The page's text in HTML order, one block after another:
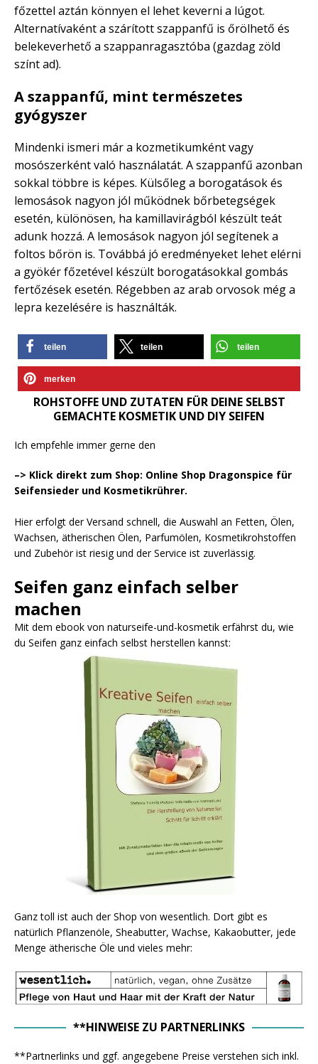
főzettel aztán könnyen el lehet keverni a lúgot.
Alternatívaként a szárított szappanfű is őrölhető és
belekeverhető a szappanragasztóba (gazdag zöld
színt ad).
A szappanfű, mint természetes
gyógyszer
Mindenki ismeri már a kozmetikumként vagy
mosószerként való használatát. A szappanfű azonban
sokkal többre is képes. Külsőleg a borogatások és
lemosások nagyon jól működnek bőrbetegségek
esetén, különösen, ha kamillavirágból készült teát
adunk hozzá. A lemosások nagyon jól segítenek a
foltos bőrön is. Továbbá jó eredményeket lehet elérni
a gyökér főzetével készült borogatásokkal gombás
fertőzések esetén. Régebben az arab orvosok még a
lepra kezelésére is használták.
teilen teilen teilen
merken
ROHSTOFFE UND ZUTATEN FÜR DEINE SELBST
GEMACHTE KOSMETIK UND DIY SEIFEN
Ich empfehle immer gerne den
–> Klick direkt zum Shop: Online Shop Dragonspice für
Seifensieder und Kosmetikrührer.
Hier erfolgt der Versand schnell, die Auswahl an Fetten, Ölen,
Wachsen, ätherischen Ölen, Parfumölen, Kosmetikrohstoffen
und Zubehör ist riesig und der Service ist zuverlässig.
Seifen ganz einfach selber
machen
Mit dem ebook von naturseife-und-kosmetik erfährst du, wie
du Seifen ganz einfach selbst herstellen kannst:
Ganz toll ist auch der Shop von wesentlich. Dort gibt es
natürlich Pflanzenöle, Sheabutter, Wachse, Kakaobutter, jede
Menge ätherische Öle und vieles mehr:
**HINWEISE ZU PARTNERLINKS
**Partnerlinks und ggf. angegebene Preise verstehen sich inkl.